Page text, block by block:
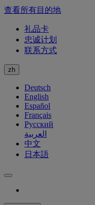
查看所有目的地
礼品卡
忠诚计划
联系方式
zh
Deutsch
English
Español
Français
Русский
العربية
中文
日本語